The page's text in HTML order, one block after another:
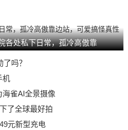
各处私下日常，孤冷高傲靠
吗？
机
雀AI全景摄像
了全球最好拍
元新型充电